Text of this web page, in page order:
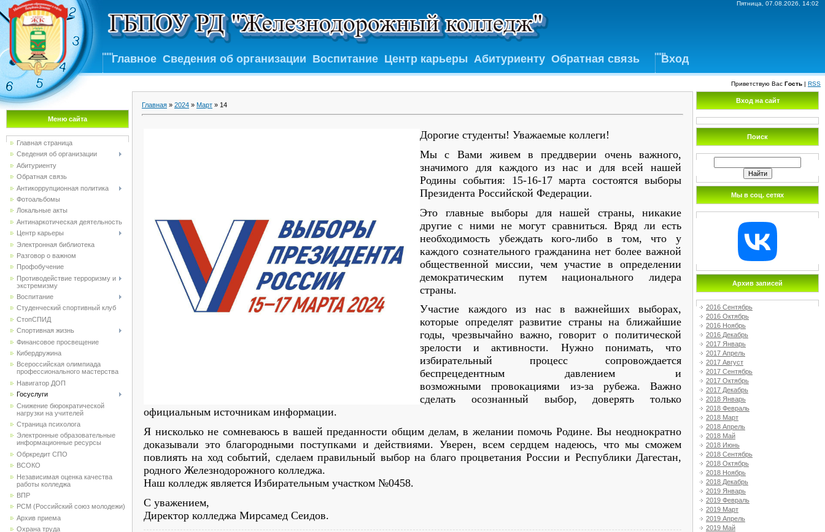
Пятница, 07.08.2026, 14:02
Главное Сведения об организации Воспитание Центр карьеры Абитуриенту Обратная связь Вход
Приветствую Вас Гость | RSS
Меню сайта
Главная страница
Сведения об организации
Абитуриенту
Обратная связь
Антикоррупционная политика
Фотоальбомы
Локальные акты
Антинаркотическая деятельность
Центр карьеры
Электронная библиотека
Разговор о важном
Профобучение
Противодействие терроризму и
экстремизму
Воспитание
Студенческий спортивный клуб
CтопСПИД
Спортивная жизнь
Финансовое просвещение
Кибердружина
Всероссийская олимпиада
профессионального мастерства
Навигатор ДОП
Госуслуги
Снижение бюрократической
нагрузки на учителей
Страница психолога
Электронные образовательные
информационные ресурсы
Обркредит СПО
ВСОКО
Независимая оценка качества
работы колледжа
ВПР
РСМ (Российский союз молодежи)
Архив приема
Охрана труда
Главная » 2024 » Март » 14
Дорогие студенты! Уважаемые коллеги!
Мы с Вами живем в преддверии очень важного,
значимого для каждого из нас и для всей нашей
Родины события: 15-16-17 марта состоятся выборы
Президента Российской Федерации.
Это главные выборы для нашей страны, никакие
другие с ними не могут сравниться. Вряд ли есть
необходимость убеждать кого-либо в том, что у
каждого сознательного гражданина нет более важной
общественной миссии, чем участие в определении
демократическим путем национального лидера
страны.
Участие каждого из нас в важнейших выборах,
которые определят развитие страны на ближайшие
годы, чрезвычайно важно, говорит о политической
зрелости и активности. Нужно понимать, что
избирательный процесс сопровождается
беспрецедентным давлением и
возможными провокациями из-за рубежа. Важно
сделать осознанный выбор, доверять только
официальным источникам информации.
Я нисколько не сомневаюсь в вашей преданности общим делам, в желании помочь Родине. Вы неоднократно
доказывали это благородными поступками и действиями. Уверен, всем сердцем надеюсь, что мы сможем
повлиять на ход событий, сделаем правильный выбор на благо процветания России и Республики Дагестан,
родного Железнодорожного колледжа.
Наш колледж является Избирательным участком №0458.
С уважением,
Директор колледжа Мирсамед Сеидов.
Вход на сайт
Поиск
Мы в соц. сетях
Архив записей
2016 Сентябрь
2016 Октябрь
2016 Ноябрь
2016 Декабрь
2017 Январь
2017 Апрель
2017 Август
2017 Сентябрь
2017 Октябрь
2017 Декабрь
2018 Январь
2018 Февраль
2018 Март
2018 Апрель
2018 Май
2018 Июнь
2018 Сентябрь
2018 Октябрь
2018 Ноябрь
2018 Декабрь
2019 Январь
2019 Февраль
2019 Март
2019 Апрель
2019 Май